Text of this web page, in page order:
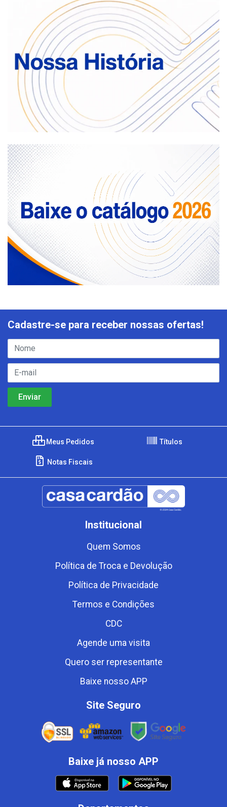
Cadastre-se para receber nossas ofertas!
Meus Pedidos Títulos
Notas Fiscais
Institucional
Quem Somos
Política de Troca e Devolução
Política de Privacidade
Termos e Condições
CDC
Agende uma visita
Quero ser representante
Baixe nosso APP
Site Seguro
Baixe já nosso APP